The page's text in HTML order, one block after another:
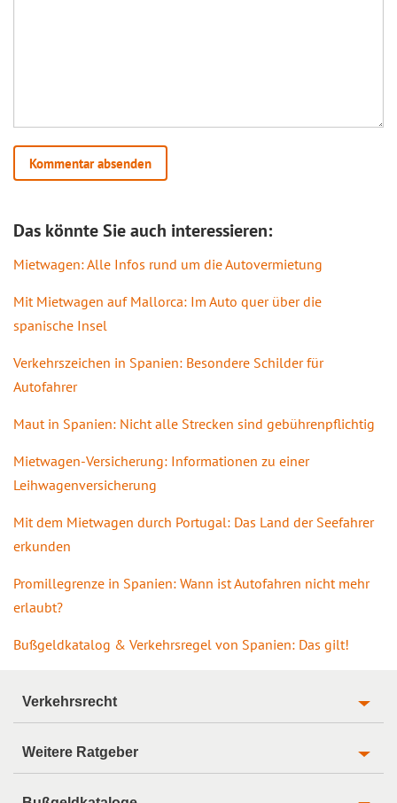
Das könnte Sie auch interessieren:
Mietwagen: Alle Infos rund um die Autovermietung
Mit Mietwagen auf Mallorca: Im Auto quer über die
spanische Insel
Verkehrszeichen in Spanien: Besondere Schilder für
Autofahrer
Maut in Spanien: Nicht alle Strecken sind gebührenpflichtig
Mietwagen-Versicherung: Informationen zu einer
Leihwagenversicherung
Mit dem Mietwagen durch Portugal: Das Land der Seefahrer
erkunden
Promillegrenze in Spanien: Wann ist Autofahren nicht mehr
erlaubt?
Bußgeldkatalog & Verkehrsregel von Spanien: Das gilt!
Verkehrsrecht
Weitere Ratgeber